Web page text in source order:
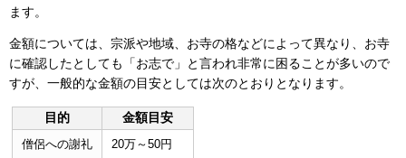
ます。
金額については、宗派や地域、お寺の格などによって異なり、お寺
に確認したとしても「お志で」と言われ非常に困ることが多いので
すが、一般的な金額の目安としては次のとおりとなります。
目的
金額目安
僧侶への謝礼
20万～50円